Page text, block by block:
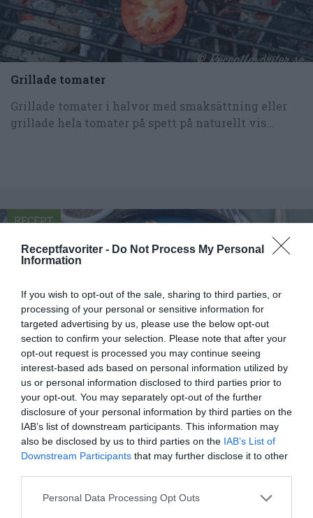
Receptfavoriter - Do Not Process My Personal
Information
If you wish to opt-out of the sale, sharing to third parties, or
processing of your personal or sensitive information for
targeted advertising by us, please use the below opt-out
section to confirm your selection. Please note that after your
opt-out request is processed you may continue seeing
interest-based ads based on personal information utilized by
us or personal information disclosed to third parties prior to
your opt-out. You may separately opt-out of the further
disclosure of your personal information by third parties on the
IAB’s list of downstream participants. This information may
also be disclosed by us to third parties on the IAB’s List of
Downstream Participants that may further disclose it to other
Personal Data Processing Opt Outs
Grillade tomater
Grillade tomater i halvor med smaksättning eller
grillade hela tomater på spett på naturellt vis...
Burrata med sparris
Burrata med sparris, plommontomater, rostade
valnötter, balsamvinäger, olivolja, svartpeppar
samt...
RECEPT